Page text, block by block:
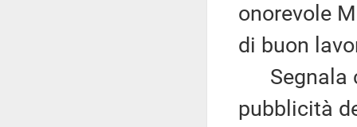
onorevole
di buon
Segnala
pubblicità